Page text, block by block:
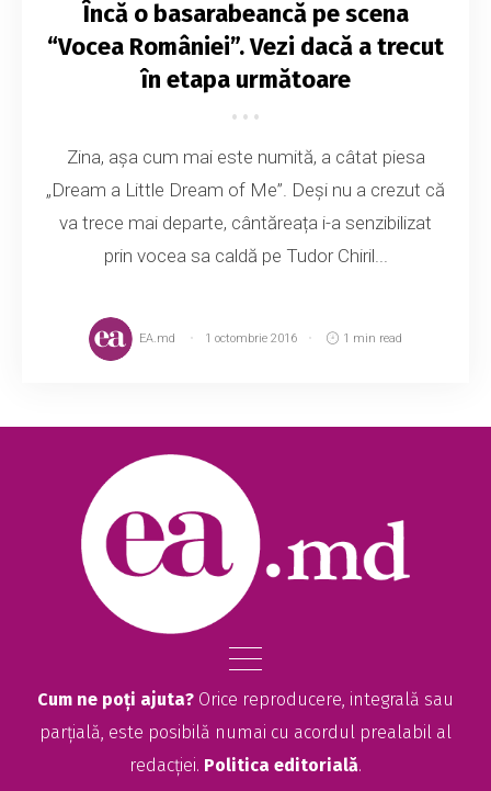
Încă o basarabeancă pe scena
“Vocea României”. Vezi dacă a trecut
în etapa următoare
Zina, așa cum mai este numită, a câtat piesa
„Dream a Little Dream of Me”. Deși nu a crezut că
va trece mai departe, cântăreața i-a senzibilizat
prin vocea sa caldă pe Tudor Chiril...
EA.md 1 octombrie 2016 1 min read
Cum ne poți ajuta? Orice reproducere, integrală sau
parțială, este posibilă numai cu acordul prealabil al
redacției. Politica editorială.